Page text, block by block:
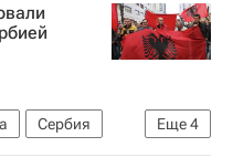
Еще4
Сербия
Евросоюз